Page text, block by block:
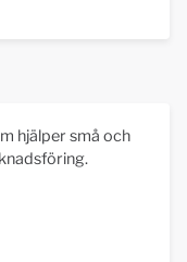
hjälper små och